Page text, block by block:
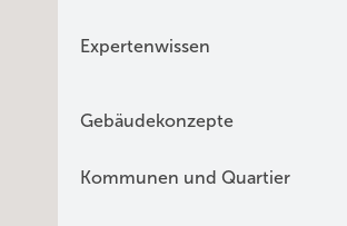
Expertenwissen
Gebäudekonzepte
Kommunen und Quartier